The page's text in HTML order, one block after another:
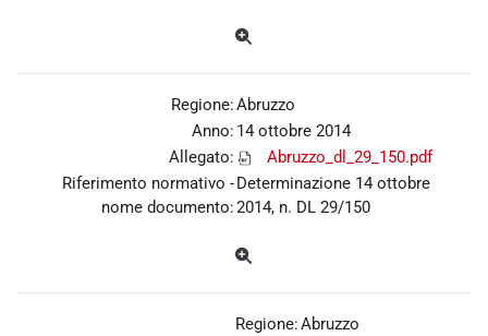
Regione:Abruzzo
Anno: 14 ottobre 2014
Allegato:
Abruzzo_dl_29_150.pdf
Riferimento normativo -
nome documento:
Determinazione 14 ottobre
2014, n. DL 29/150
Regione:Abruzzo